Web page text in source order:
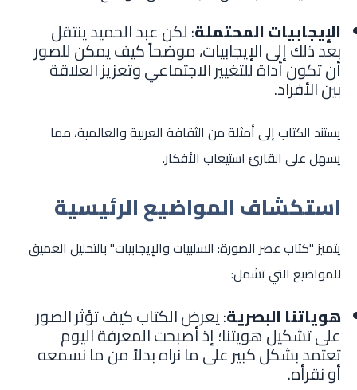
الإيجابيات المحتملة: لكن عبد الحميد ينتقل
بعد ذلك إلى الإيجابيات، موضحاً كيف يمكن للصور
أن تكون أداة للتغيير الاجتماعي وتعزيز العلاقة
بين الأفراد.
يستند الكتاب إلى أمثلة من الثقافة العربية والعالمية، مما
يسهل على القارئ استيعاب الأفكار.
استكشاف المواضيع الرئيسية
يتميز "كتاب عصر الصورة: السلبيات والإيجابيات" بالتحليل العميق
للمواضيع التي تشمل:
هوياتنا البصرية: يعرض الكتاب كيف تؤثر الصور
على تشكيل هويتنا؛ إذ أصبحت المعرفة اليوم
تعتمد بشكل كبير على ما نراه بدلاً من ما نسمعه
أو نقرأه.